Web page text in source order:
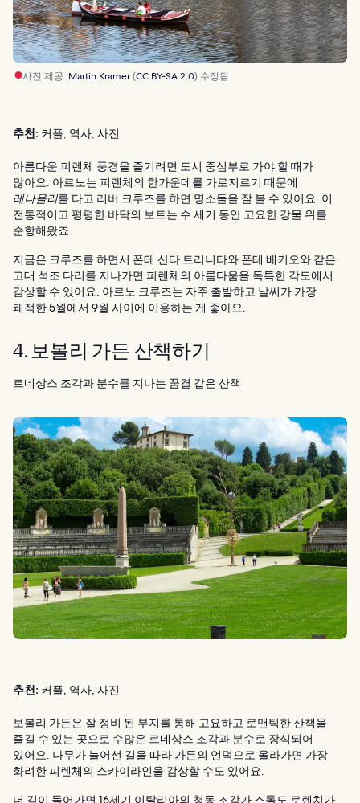
사진 제공: Martin Kramer(CC BY-SA 2.0) 수정됨
추천: 커플, 역사, 사진
아름다운 피렌체 풍경을 즐기려면 도시 중심부로 가야 할 때가
많아요. 아르노는 피렌체의 한가운데를 가로지르기 때문에
레나욜리를 타고 리버 크루즈를 하면 명소들을 잘 볼 수 있어요. 이
전통적이고 평평한 바닥의 보트는 수 세기 동안 고요한 강물 위를
순항해왔죠.
지금은 크루즈를 하면서 폰테 산타 트리니타와 폰테 베키오와 같은
고대 석조 다리를 지나가면 피렌체의 아름다움을 독특한 각도에서
감상할 수 있어요. 아르노 크루즈는 자주 출발하고 날씨가 가장
쾌적한 5월에서 9월 사이에 이용하는 게 좋아요.
4. 보볼리 가든 산책하기
르네상스 조각과 분수를 지나는 꿈결 같은 산책
추천: 커플, 역사, 사진
보볼리 가든은 잘 정비 된 부지를 통해 고요하고 로맨틱한 산책을
즐길 수 있는 곳으로 수많은 르네상스 조각과 분수로 장식되어
있어요. 나무가 늘어선 길을 따라 가든의 언덕으로 올라가면 가장
화려한 피렌체의 스카이라인을 감상할 수도 있어요.
더 깊이 들어가면 16세기 이탈리아의 청동 조각가 스톨도 로렌치가